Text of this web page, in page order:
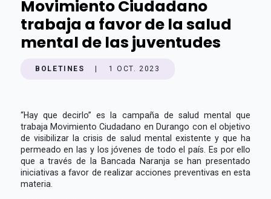
Movimiento Ciudadano
trabaja a favor de la salud
mental de las juventudes
BOLETINES 1 OCT. 2023
“Hay que decirlo” es la campaña de salud mental que
trabaja Movimiento Ciudadano en Durango con el objetivo
de visibilizar la crisis de salud mental existente y que ha
permeado en las y los jóvenes de todo el país. Es por ello
que a través de la Bancada Naranja se han presentado
iniciativas a favor de realizar acciones preventivas en esta
materia.